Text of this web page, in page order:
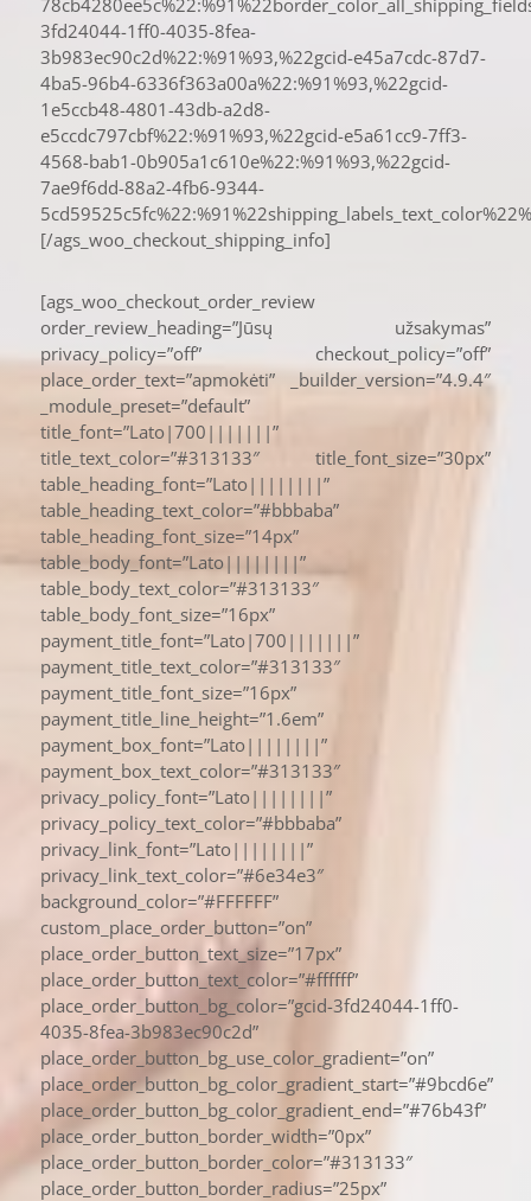
3fd24044-1ff0-4035-8fea-
3b983ec90c2d%22:%91%93,%22gcid-e45a7cdc-87d7-
4ba5-96b4-6336f363a00a%22:%91%93,%22gcid-
1e5ccb48-4801-43db-a2d8-
e5ccdc797cbf%22:%91%93,%22gcid-e5a61cc9-7ff3-
4568-bab1-0b905a1c610e%22:%91%93,%22gcid-
7ae9f6dd-88a2-4fb6-9344-
[/ags_woo_checkout_shipping_info]
[ags_woo_checkout_order_review
order_review_heading=”Jūsų užsakymas”
privacy_policy=”off” checkout_policy=”off”
place_order_text=”apmokėti” _builder_version=”4.9.4″
_module_preset=”default”
title_font=”Lato|700|||||||”
title_text_color=”#313133″ title_font_size=”30px”
table_heading_font=”Lato||||||||”
table_heading_text_color=”#bbbaba”
table_heading_font_size=”14px”
table_body_font=”Lato||||||||”
table_body_text_color=”#313133″
table_body_font_size=”16px”
payment_title_font=”Lato|700|||||||”
payment_title_text_color=”#313133″
payment_title_font_size=”16px”
payment_title_line_height=”1.6em”
payment_box_font=”Lato||||||||”
payment_box_text_color=”#313133″
privacy_policy_font=”Lato||||||||”
privacy_policy_text_color=”#bbbaba”
privacy_link_font=”Lato||||||||”
privacy_link_text_color=”#6e34e3″
background_color=”#FFFFFF”
custom_place_order_button=”on”
place_order_button_text_size=”17px”
place_order_button_text_color=”#ffffff”
place_order_button_bg_color=”gcid-3fd24044-1ff0-
4035-8fea-3b983ec90c2d”
place_order_button_bg_use_color_gradient=”on”
place_order_button_bg_color_gradient_start=”#9bcd6e”
place_order_button_bg_color_gradient_end=”#76b43f”
place_order_button_border_width=”0px”
place_order_button_border_color=”#313133″
place_order_button_border_radius=”25px”